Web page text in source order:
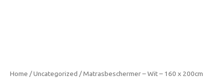
Home /Uncategorized / Matrasbeschermer – Wit – 160 x 200cm